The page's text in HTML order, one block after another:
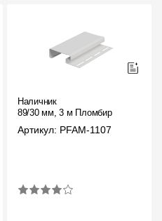
Наличник
89/30 мм, 3 м Пломбир
Артикул: PFAM-1107